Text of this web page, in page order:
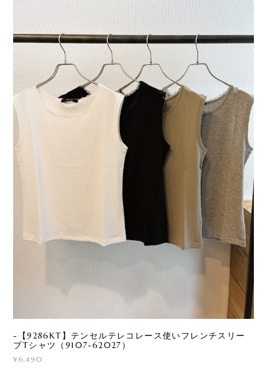
-【9286KT】テンセルテレコレース使いフレンチスリー
ブTシャツ（9107-62027）
¥6,490